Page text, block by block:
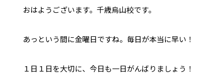
おはようございます。千歳烏山校です。
あっという間に金曜日ですね。毎日が本当に早い！
１日１日を大切に、今日も一日がんばりましょう！